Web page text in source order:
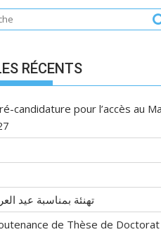
RÉCENTS
candidature pour l’accès au
تهنئة بمناسبة عيد
de Thèse de